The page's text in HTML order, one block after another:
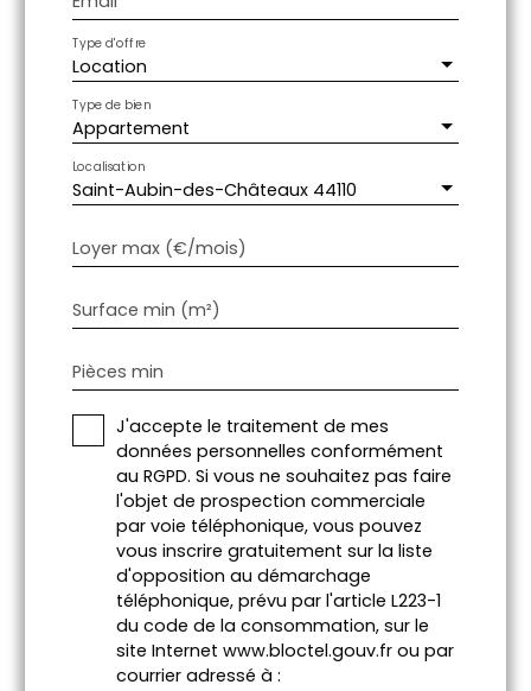
Location
Type d'offre
Appartement
Type de bien
Saint-Aubin-des-Châteaux 44110
Localisation
Loyer max (€/mois)
Surface min (m²)
Pièces min
J'accepte le traitement de mes
données personnelles conformément
au RGPD. Si vous ne souhaitez pas faire
l'objet de prospection commerciale
par voie téléphonique, vous pouvez
vous inscrire gratuitement sur la liste
d'opposition au démarchage
téléphonique, prévu par l'article L223-1
du code de la consommation, sur le
site Internet www.bloctel.gouv.fr ou par
courrier adressé à :